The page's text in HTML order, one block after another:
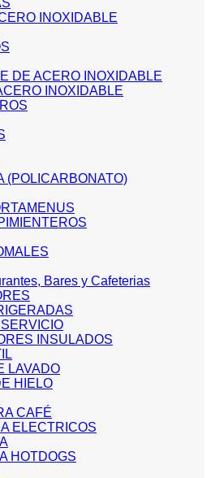
INOXIDABLE
DE ACERO INOXIDABLE
INOXIDABLE
(POLICARBONATO)
Bares y Cafeterias
INSULADOS
LAVADO
HIELO
CAFÉ
ELECTRICOS
HOTDOGS